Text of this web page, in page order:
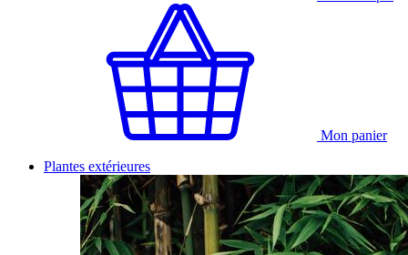
Mon panier
Plantes extérieures